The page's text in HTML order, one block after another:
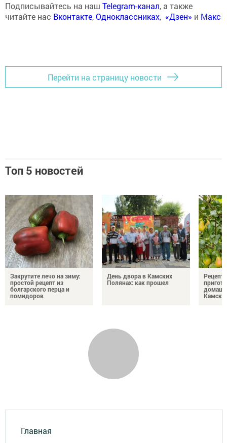
Подписывайтесь на наш Telegram-канал, а также
читайте нас Вконтакте,Одноклассниках, «Дзен» и Макс
Перейти на страницу новости
Топ 5 новостей
Закрутите лечо на зиму:
простой рецепт из
болгарского перца и
помидоров
День двора в Камских
Полянах: как прошел
Главная